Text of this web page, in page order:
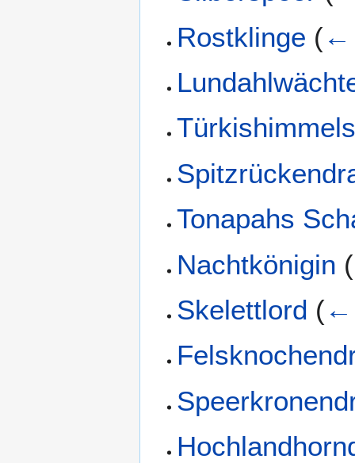
Rostklinge (←
Tonapahs
Nachtkönigin (
Skelettlord (←